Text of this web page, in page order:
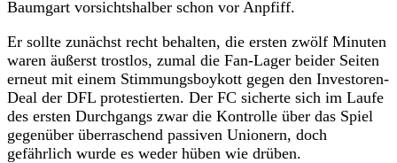
Baumgart vorsichtshalber schon vor Anpfiff.
Er sollte zunächst recht behalten, die ersten zwölf Minuten
waren äußerst trostlos, zumal die Fan-Lager beider Seiten
erneut mit einem Stimmungsboykott gegen den Investoren-
Deal der DFL protestierten. Der FC sicherte sich im Laufe
des ersten Durchgangs zwar die Kontrolle über das Spiel
gegenüber überraschend passiven Unionern, doch
gefährlich wurde es weder hüben wie drüben.